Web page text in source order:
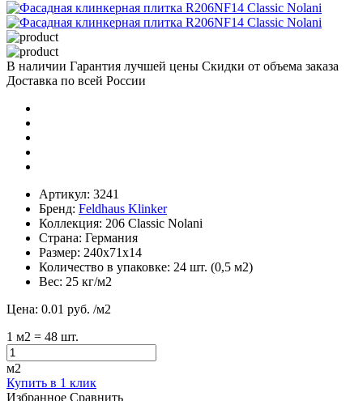
В наличии Гарантия лучшей цены Скидки от объема заказа
Доставка по всей России
Артикул: 3241
Бренд: Feldhaus Klinker
Коллекция: 206 Classic Nolani
Страна: Германия
Размер: 240х71х14
Количество в упаковке: 24 шт. (0,5 м2)
Вес: 25 кг/м2
Цена: 0.01 руб. /м2
1 м2 = 48 шт.
м2
Купить в 1 клик
Избранное Сравнить